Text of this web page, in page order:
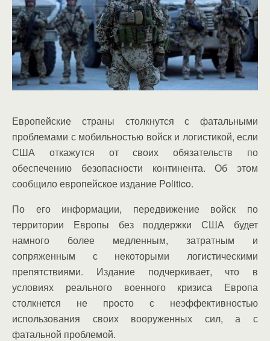
Европейские страны столкнутся с фатальными
проблемами с мобильностью войск и логистикой, если
США откажутся от своих обязательств по
обеспечению безопасности континента. Об этом
сообщило европейское издание Politico.
По его информации, передвижение войск по
территории Европы без поддержки США будет
намного более медленным, затратным и
сопряженным с некоторыми логистическими
препятствиями. Издание подчеркивает, что в
условиях реального военного кризиса Европа
столкнется не просто с неэффективностью
использования своих вооруженных сил, а с
фатальной проблемой.